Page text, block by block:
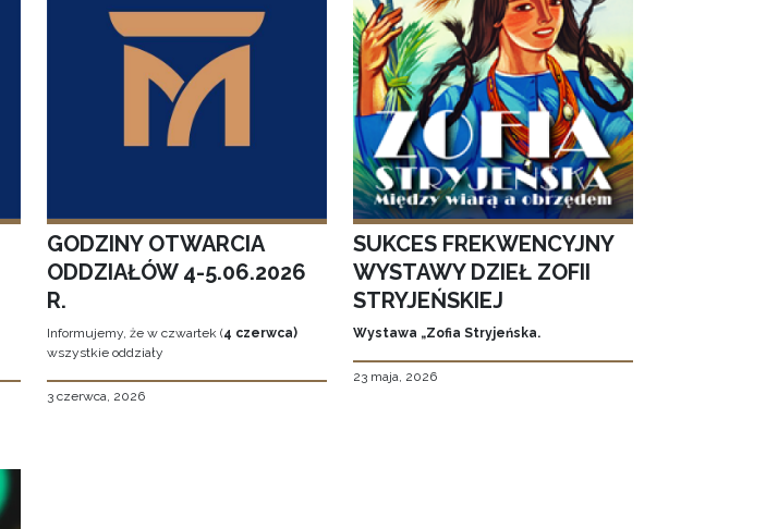
GODZINY OTWARCIA
ODDZIAŁÓW 4-5.06.2026
R.
Informujemy, że w czwartek (4 czerwca)
wszystkie oddziały
3 czerwca, 2026
SUKCES FREKWENCYJNY
WYSTAWY DZIEŁ ZOFII
STRYJEŃSKIEJ
Wystawa „Zofia Stryjeńska.
23 maja, 2026